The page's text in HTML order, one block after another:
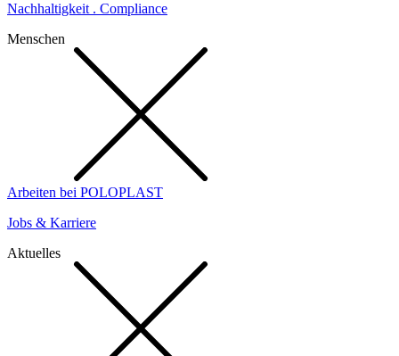
Nachhaltigkeit . Compliance
Menschen
Arbeiten bei POLOPLAST
Jobs & Karriere
Aktuelles